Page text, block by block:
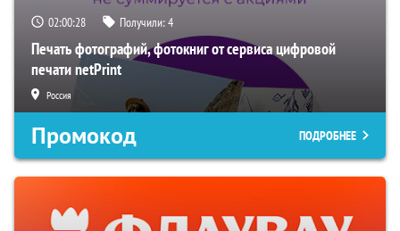
02:00:27 Получили:4
Печать фотографий, фотокниг от сервиса цифровой
печати netPrint
Россия
Промокод ПОДРОБНЕЕ